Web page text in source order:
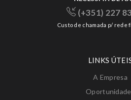
(+351) 227
Custo de chamada p/ rede
LINKS
A Empresa